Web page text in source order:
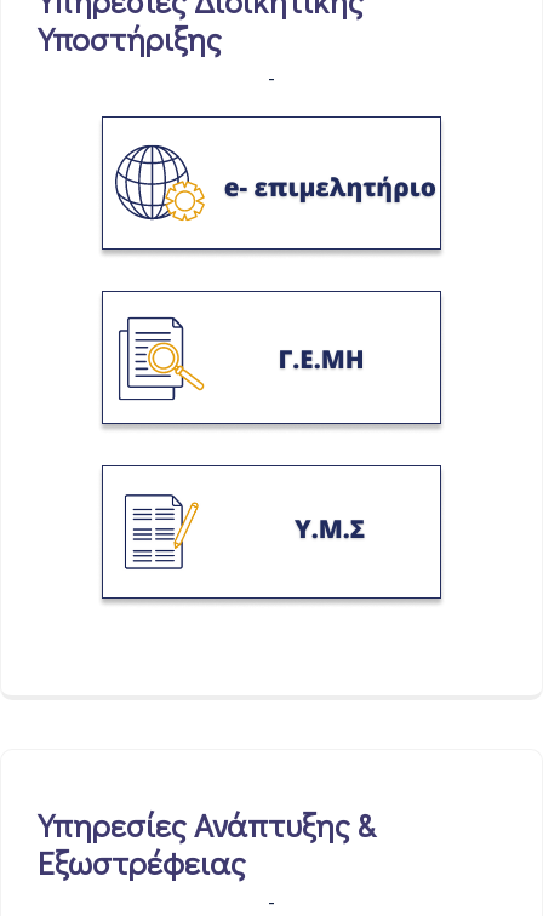
Υποστήριξης
-
Υπηρεσίες Ανάπτυξης &
Εξωστρέφειας
-